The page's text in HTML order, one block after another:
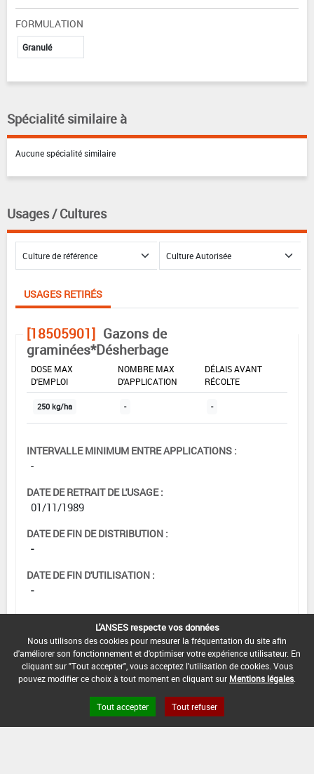
FORMULATION
Granulé
Spécialité similaire à
Aucune spécialité similaire
Usages / Cultures
USAGES RETIRÉS
[18505901] Gazons de
graminées*Désherbage
DOSE MAX
D'EMPLOI
NOMBRE MAX
D'APPLICATION
DÉLAIS AVANT
RÉCOLTE
250 kg/ha - -
INTERVALLE MINIMUM ENTRE APPLICATIONS :
-
DATE DE RETRAIT DE L'USAGE :
01/11/1989
DATE DE FIN DE DISTRIBUTION :
-
DATE DE FIN D'UTILISATION :
-
L'ANSES respecte vos données
Nous utilisons des cookies pour mesurer la fréquentation du site afin
d'améliorer son fonctionnement et d'optimiser votre expérience utilisateur. En
cliquant sur "Tout accepter", vous acceptez l'utilisation de cookies. Vous
pouvez modifier ce choix à tout moment en cliquant sur Mentions légales
Tout accepter Tout refuser